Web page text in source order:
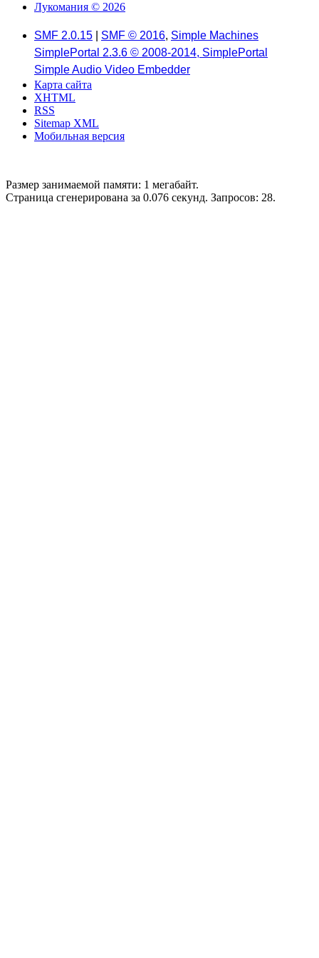
Лукомания © 2026
SMF 2.0.15 SMF © 2016, Simple Machines
SimplePortal 2.3.6 © 2008-2014, SimplePortal
Simple Audio Video Embedder
Карта сайта
XHTML
RSS
Sitemap XML
Мобильная версия
Размер занимаемой памяти: 1 мегабайт.
Страница сгенерирована за 0.076 секунд. Запросов: 28.